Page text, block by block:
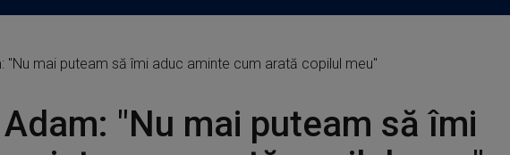
"Nu mai puteam să îmi aduc aminte cum arată copilul meu"
"Nu mai puteam să îmi